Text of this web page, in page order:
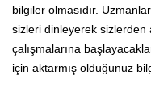
bilgiler olmasıdır.
sizleri dinleyerek sizlerden
çalışmalarına
için aktarmış olduğunuz